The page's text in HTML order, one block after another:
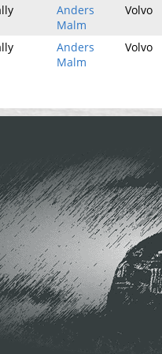
Anders
Malm
Volvo
Anders
Malm
Volvo